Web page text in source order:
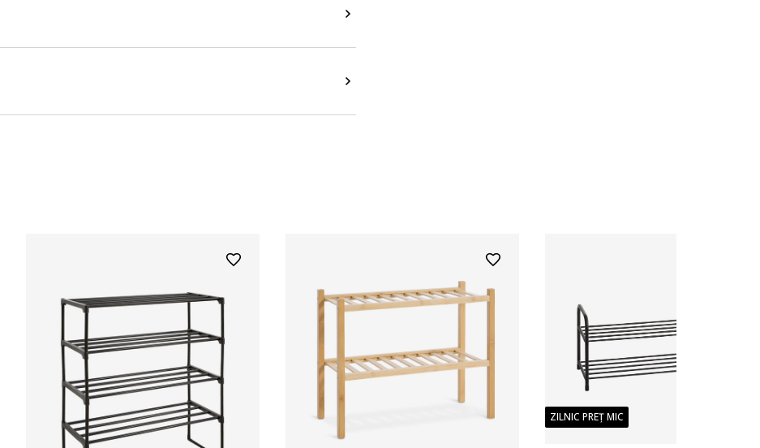
ZILNIC PREȚ MIC